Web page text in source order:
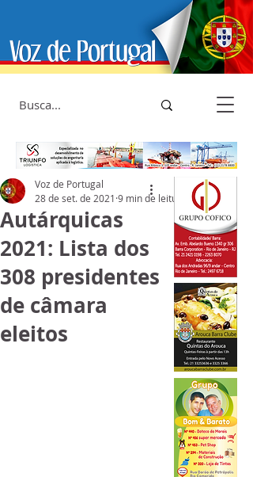
Autárquicas
2021: Lista dos
308 presidentes
de câmara
eleitos
Voz de Portugal
28 de set. de 2021 9 min de leitura